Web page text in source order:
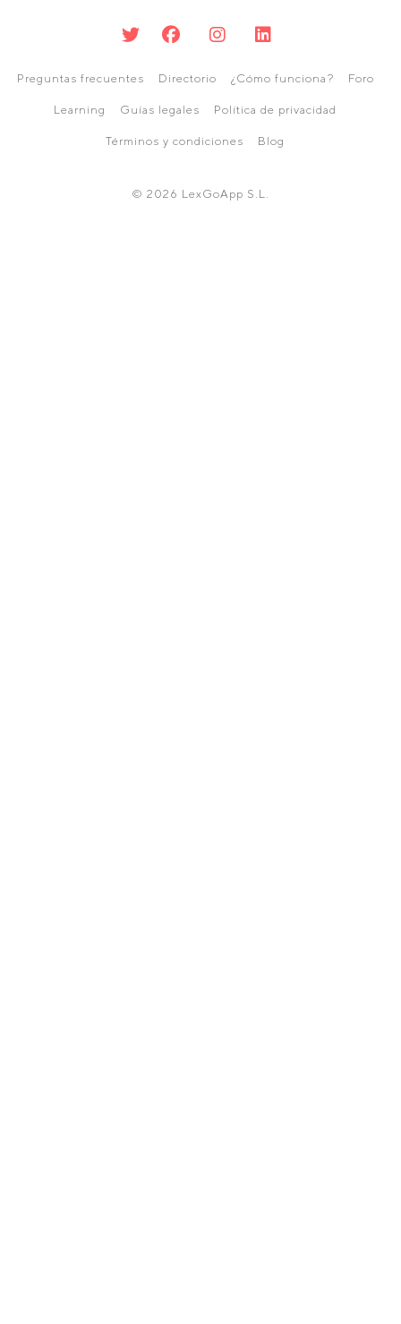
Preguntas frecuentes Directorio ¿Cómo funciona? Foro
Learning Guías legales Política de privacidad
Términos y condiciones Blog
© 2026 LexGoApp S.L.